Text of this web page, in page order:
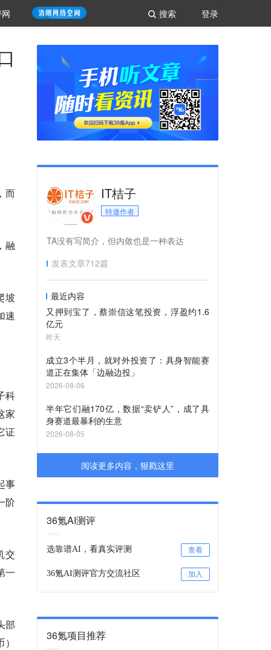
登录
搜索
而
融
坡
速
科
家
证
事
阶
交
一
部
IT桔子
特邀作者
TA没有写简介，但内敛也是一种表达
发表文章712篇
最近内容
又押到宝了，蔡崇信这笔投资，浮盈约1.6
亿元
昨天
成立3个半月，就对外投资了：具身智能赛
道正在集体「边融边投」
2026-08-06
半年它们融170亿，数据“卖铲人”，成了具
身赛道最暴利的生意
2026-08-05
阅读更多内容，狠戳这里
36氪AI测评
选靠谱AI，看真实评测 查看
36氪AI测评官方交流社区 加入
36氪项目推荐